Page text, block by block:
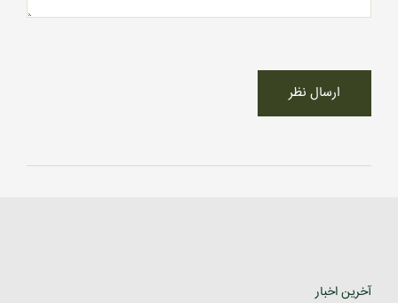
ارسال نظر
آخرین اخبار